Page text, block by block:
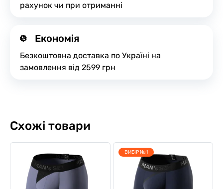
рахунок чи при отриманні
Економія
Безкоштовна доставка по Україні на
замовлення від 2599 грн
Схожі товари
ВИБІР №1